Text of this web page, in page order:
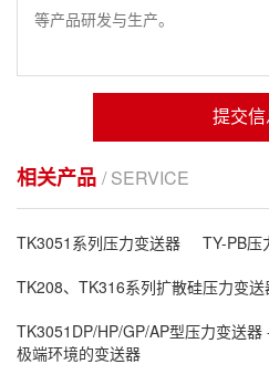
提交信
相关产品 / SERVICE
TK3051系列压力变送器 TY-PB压
TK208、TK316系列扩散硅压力变送
TK3051DP/HP/GP/AP型压力变送
极端环境的变送器